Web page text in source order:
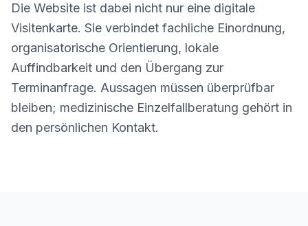
Die Website ist dabei nicht nur eine digitale
Visitenkarte. Sie verbindet fachliche Einordnung,
organisatorische Orientierung, lokale
Auffindbarkeit und den Übergang zur
Terminanfrage. Aussagen müssen überprüfbar
bleiben; medizinische Einzelfallberatung gehört in
den persönlichen Kontakt.